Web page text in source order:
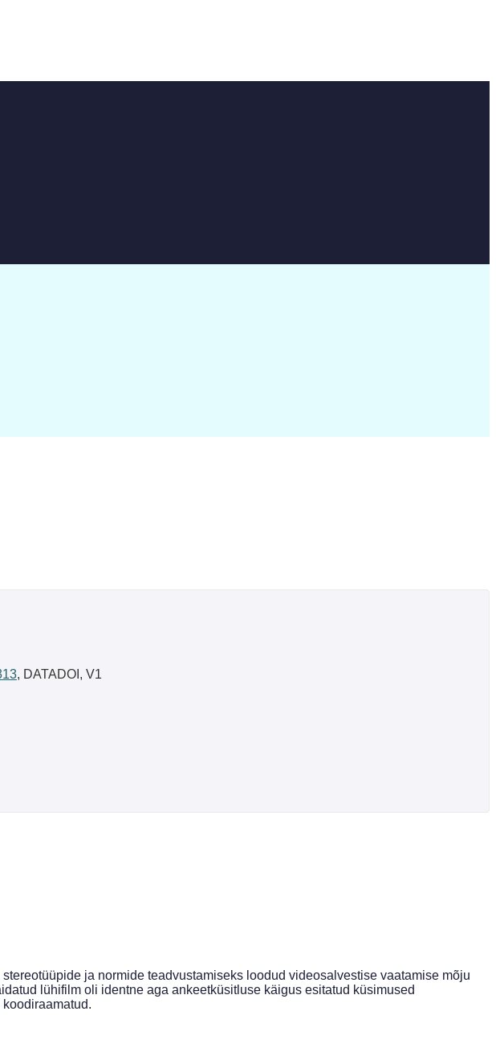
, DATADOI, V1
ja normide teadvustamiseks loodud videosalvestise vaatamise mõju
lühifilm oli identne aga ankeetküsitluse käigus esitatud küsimused